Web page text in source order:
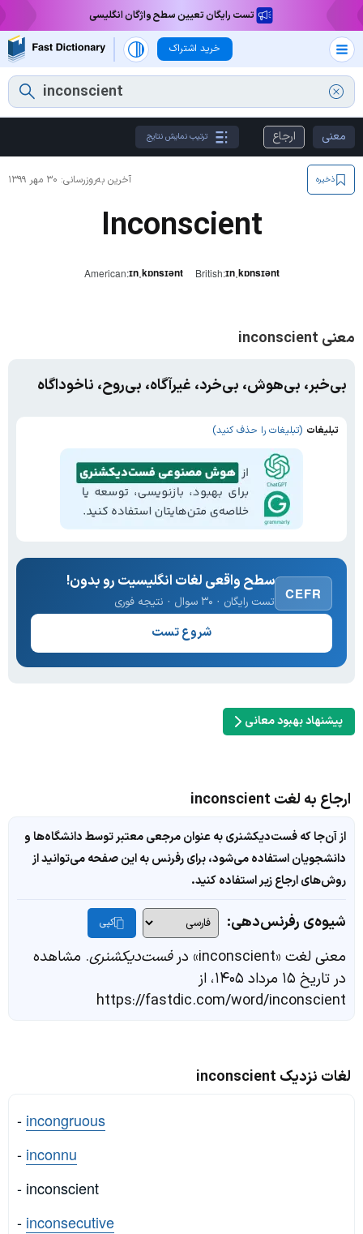
تست رایگان تعیین سطح واژگان انگلیسی
خرید اشتراک
معنی ارجاع ترتیب نمایش نتایج
آخرین به‌روزرسانی: ۳۰ مهر ۱۳۹۹ ذخیره
Inconscient
American:ɪnˌkɒnsɪənt British:ɪnˌkɒnsɪənt
معنی inconscient
بی‌خبر، بی‌هوش، بی‌خرد، غیرآگاه، بی‌روح، ناخوداگاه
تبلیغات (تبلیغات را حذف کنید)
CEFR
سطح واقعی لغات انگلیسیت رو بدون!
تست رایگان · ۳۰ سوال · نتیجه فوری
شروع تست
پیشنهاد بهبود معانی
ارجاع به لغت inconscient
از آن‌جا که فست‌دیکشنری به عنوان مرجعی معتبر توسط دانشگاه‌ها و
دانشجویان استفاده می‌شود، برای رفرنس به این صفحه می‌توانید از
روش‌های ارجاع زیر استفاده کنید.
شیوه‌ی رفرنس‌دهی: کپی
معنی لغت «inconscient» در فست‌دیکشنری. مشاهده
در تاریخ ۱۵ مرداد ۱۴۰۵، از
https://fastdic.com/word/inconscient
لغات نزدیک inconscient
- incongruous
- inconnu
- inconscient
- inconsecutive